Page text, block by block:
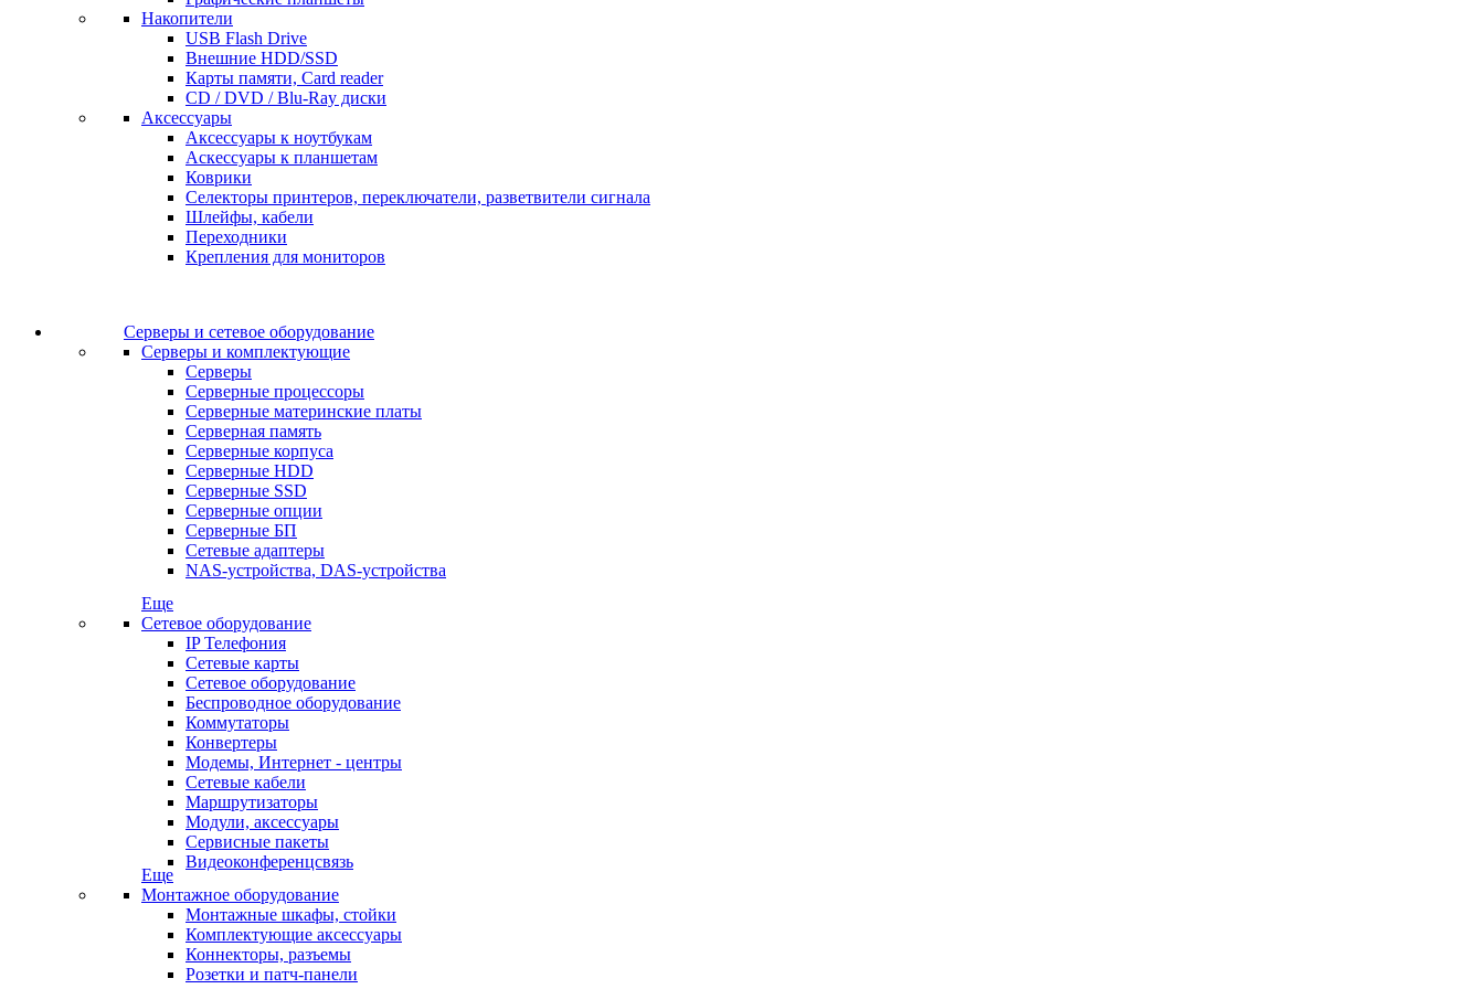
Накопители
USB Flash Drive
Внешние HDD/SSD
Карты памяти, Card reader
CD / DVD / Blu-Ray диски
Аксессуары
Аксессуары к ноутбукам
Аскессуары к планшетам
Коврики
Селекторы принтеров, переключатели, разветвители сигнала
Шлейфы, кабели
Переходники
Крепления для мониторов
Серверы и сетевое оборудование
Серверы и комплектующие
Серверы
Серверные процессоры
Серверные материнские платы
Серверная память
Серверные корпуса
Серверные HDD
Серверные SSD
Серверные опции
Серверные БП
Сетевые адаптеры
NAS-устройства, DAS-устройства
Еще
Сетевое оборудование
IP Телефония
Сетевые карты
Сетевое оборудование
Беспроводное оборудование
Коммутаторы
Конвертеры
Модемы, Интернет - центры
Сетевые кабели
Маршрутизаторы
Модули, аксессуары
Сервисные пакеты
Видеоконференцсвязь
Еще
Монтажное оборудование
Монтажные шкафы, стойки
Комплектующие аксессуары
Коннекторы, разъемы
Розетки и патч-панели